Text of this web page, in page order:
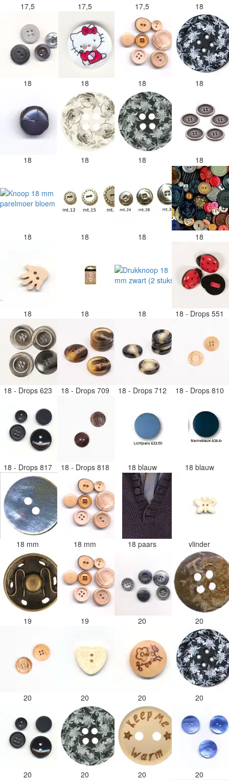
17,5 17,5 17,5 18
18 18 18 18
18 18 18 18
18 18 18 18
18 18 18 18 - Drops 551
18 - Drops 623 18 - Drops 709 18 - Drops 712 18 - Drops 810
18 - Drops 817 18 - Drops 818 18 blauw 18 blauw
18 mm 18 mm 18 paars vlinder
19 19 20 20
20 20 20 20
20 20 20 20